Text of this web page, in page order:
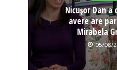
Nicușor Dan a
avere are
Mirabela
05/08/